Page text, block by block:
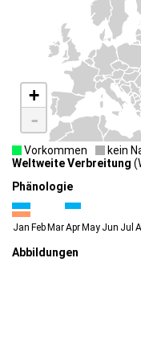
+
-
Vorkommen
kein
Weltweite Verbreitung
Phänologie
Jan Feb MarApr May Jun Jul
Abbildungen